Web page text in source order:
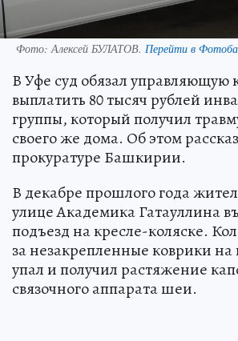
Фото:Алексей БУЛАТОВ. Перейти в
В Уфе суд обязал
выплатить 80 тысяч рублей
группы, который получил
своего же дома. Об этом
прокуратуре Башкирии.
В декабре прошлого года
улице Академика Гатауллина
подъезд на кресле-коляске.
за незакрепленные коврики
упал и получил растяжение
связочного аппарата шеи.